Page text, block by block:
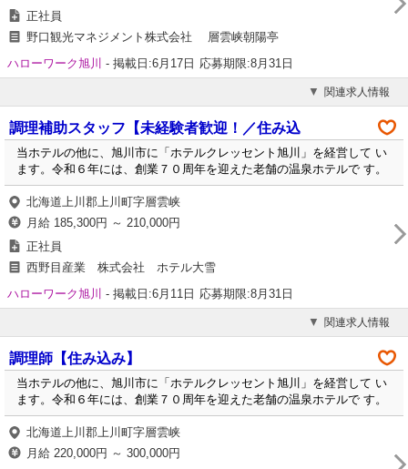
正社員
野口観光マネジメント株式会社 層雲峡朝陽亭
ハローワーク旭川 - 掲載日:6月17日 応募期限:8月31日
関連求人情報
調理補助スタッフ【未経験者歓迎！／住み込
当ホテルの他に、旭川市に「ホテルクレッセント旭川」を経営して い
ます。令和６年には、創業７０周年を迎えた老舗の温泉ホテルで す。
北海道上川郡上川町字層雲峡
月給 185,300円 ～ 210,000円
正社員
西野目産業 株式会社 ホテル大雪
ハローワーク旭川 - 掲載日:6月11日 応募期限:8月31日
関連求人情報
調理師【住み込み】
当ホテルの他に、旭川市に「ホテルクレッセント旭川」を経営して い
ます。令和６年には、創業７０周年を迎えた老舗の温泉ホテルで す。
北海道上川郡上川町字層雲峡
月給 220,000円 ～ 300,000円